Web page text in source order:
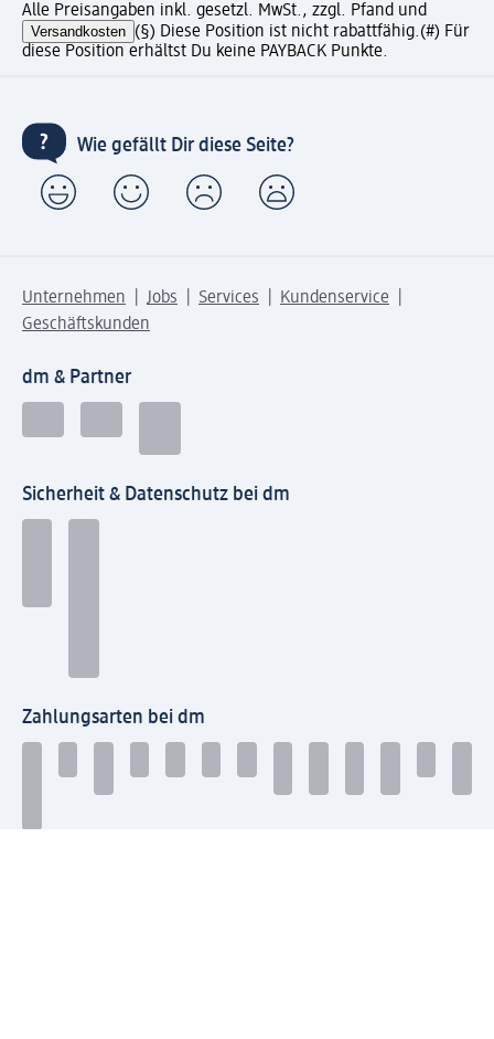
Alle Preisangaben inkl. gesetzl. MwSt., zzgl. Pfand und
Versandkosten (§) Diese Position ist nicht rabattfähig.(#) Für
diese Position erhältst Du keine PAYBACK Punkte.
Wie gefällt Dir diese Seite?
Unternehmen Jobs Services
Kundenservice
Geschäftskunden
dm & Partner
Sicherheit & Datenschutz bei dm
Zahlungsarten bei dm